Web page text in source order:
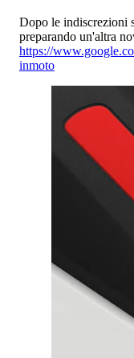
Dopo le indiscrezioni
preparando un'altra
https://
inmoto